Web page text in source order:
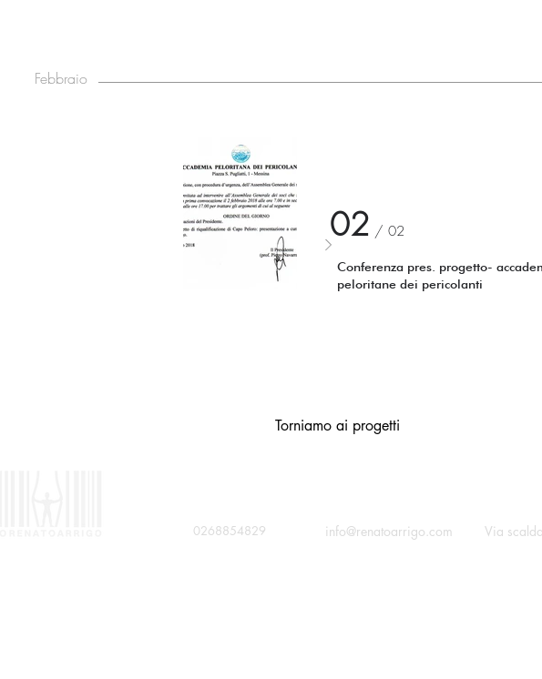
Febbraio
02 / 02
Conferenza pres. progetto-
peloritane dei pericolanti
Via
0268854829 info@renatoarrigo.com
Torniamo ai progetti